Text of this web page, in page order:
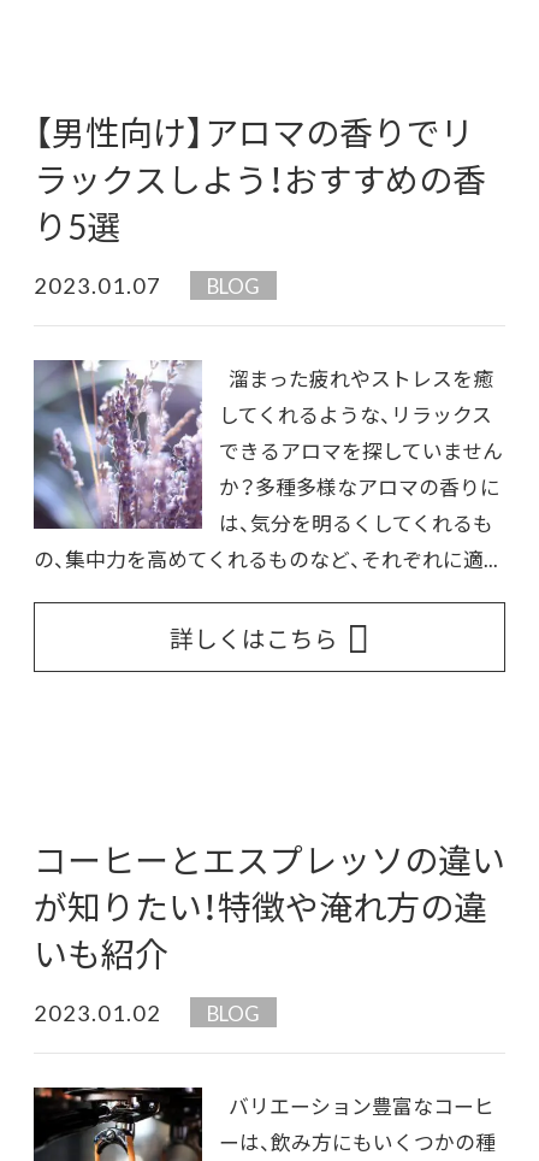
【男性向け】アロマの香りでリ
ラックスしよう！おすすめの香
り5選
2023.01.07 BLOG
溜まった疲れやストレスを癒
してくれるような、リラックス
できるアロマを探していません
か？多種多様なアロマの香りに
は、気分を明るくしてくれるも
の、集中力を高めてくれるものなど、それぞれに適...
詳しくはこちら
コーヒーとエスプレッソの違い
が知りたい！特徴や淹れ方の違
いも紹介
2023.01.02 BLOG
バリエーション豊富なコーヒ
ーは、飲み方にもいくつかの種